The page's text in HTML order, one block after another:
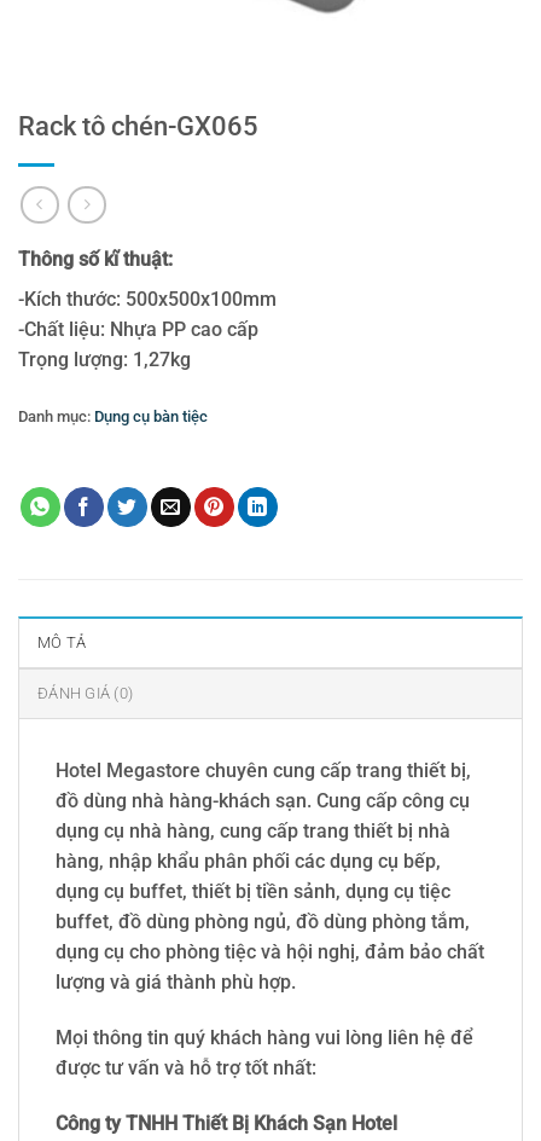
Rack tô chén-GX065
Thông số kĩ thuật:
-Kích thước: 500x500x100mm
-Chất liệu: Nhựa PP cao cấp
Trọng lượng: 1,27kg
Danh mục: Dụng cụ bàn tiệc
MÔ TẢ
ĐÁNH GIÁ (0)
Hotel Megastore chuyên cung cấp trang thiết bị,
đồ dùng nhà hàng-khách sạn. Cung cấp công cụ
dụng cụ nhà hàng, cung cấp trang thiết bị nhà
hàng, nhập khẩu phân phối các dụng cụ bếp,
dụng cụ buffet, thiết bị tiền sảnh, dụng cụ tiệc
buffet, đồ dùng phòng ngủ, đồ dùng phòng tắm,
dụng cụ cho phòng tiệc và hội nghị, đảm bảo chất
lượng và giá thành phù hợp.
Mọi thông tin quý khách hàng vui lòng liên hệ để
được tư vấn và hỗ trợ tốt nhất:
Công ty TNHH Thiết Bị Khách Sạn Hotel